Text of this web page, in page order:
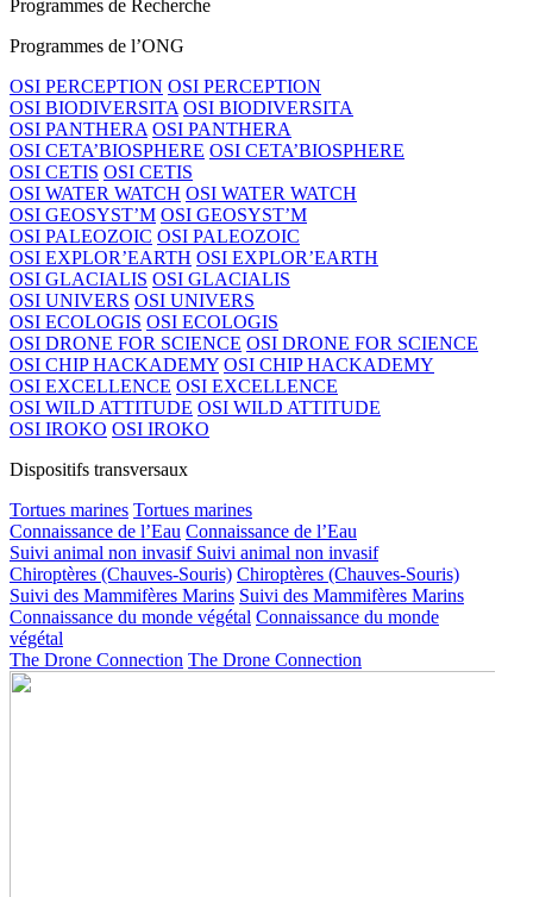
Programmes de Recherche
Programmes de l’ONG
OSI PERCEPTION OSI PERCEPTION
OSI BIODIVERSITA OSI BIODIVERSITA
OSI PANTHERA OSI PANTHERA
OSI CETA’BIOSPHERE OSI CETA’BIOSPHERE
OSI CETIS OSI CETIS
OSI WATER WATCH OSI WATER WATCH
OSI GEOSYST’M OSI GEOSYST’M
OSI PALEOZOIC OSI PALEOZOIC
OSI EXPLOR’EARTH OSI EXPLOR’EARTH
OSI GLACIALIS OSI GLACIALIS
OSI UNIVERS OSI UNIVERS
OSI ECOLOGIS OSI ECOLOGIS
OSI DRONE FOR SCIENCE OSI DRONE FOR SCIENCE
OSI CHIP HACKADEMY OSI CHIP HACKADEMY
OSI EXCELLENCE OSI EXCELLENCE
OSI WILD ATTITUDE OSI WILD ATTITUDE
OSI IROKO OSI IROKO
Dispositifs transversaux
Tortues marines Tortues marines
Connaissance de l’Eau Connaissance de l’Eau
Suivi animal non invasif Suivi animal non invasif
Chiroptères (Chauves-Souris) Chiroptères (Chauves-Souris)
Suivi des Mammifères Marins Suivi des Mammifères Marins
Connaissance du monde végétal Connaissance du monde
végétal
The Drone Connection The Drone Connection